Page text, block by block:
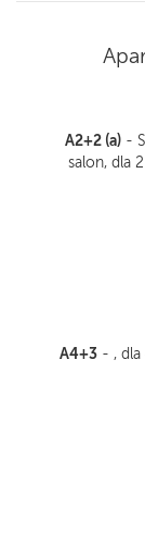
A2+2 (a)-
salon, dla
A4+3- , dla